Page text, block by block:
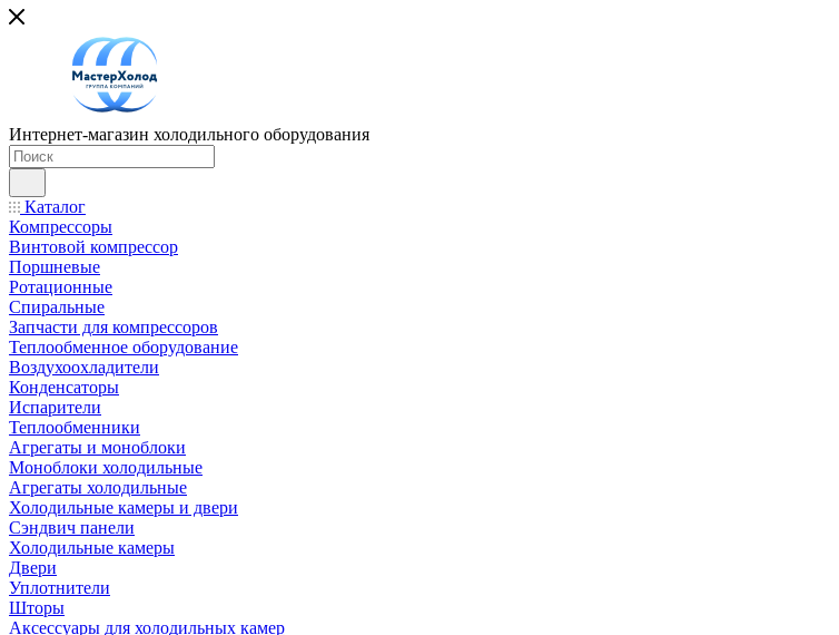
Интернет-магазин холодильного оборудования
Каталог
Компрессоры
Винтовой компрессор
Поршневые
Ротационные
Спиральные
Запчасти для компрессоров
Теплообменное оборудование
Воздухоохладители
Конденсаторы
Испарители
Теплообменники
Агрегаты и моноблоки
Моноблоки холодильные
Агрегаты холодильные
Холодильные камеры и двери
Сэндвич панели
Холодильные камеры
Двери
Уплотнители
Шторы
Аксессуары для холодильных камер